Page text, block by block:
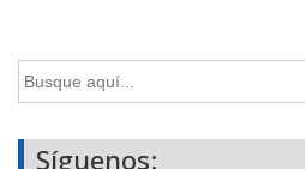
Buscar:
Síguenos: